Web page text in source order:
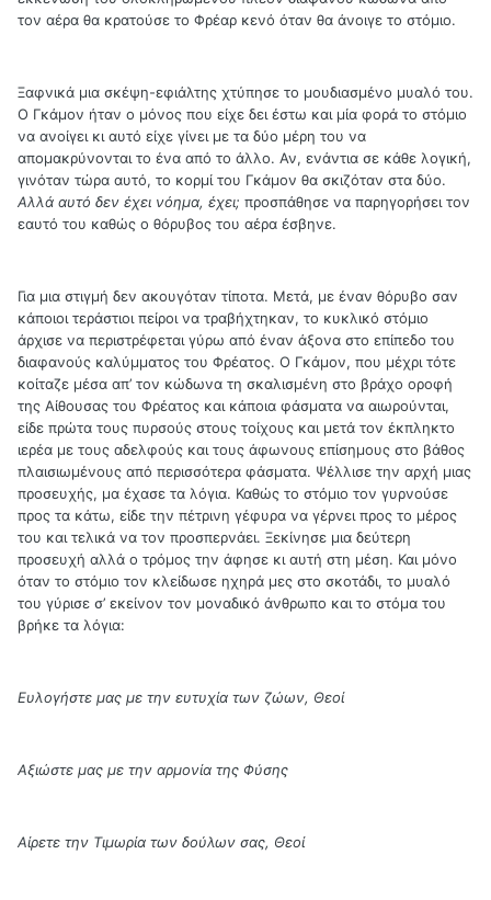
τον αέρα θα κρατούσε το Φρέαρ κενό όταν θα άνοιγε το στόμιο.
Ξαφνικά μια σκέψη-εφιάλτης χτύπησε το μουδιασμένο μυαλό του.
Ο Γκάμον ήταν ο μόνος που είχε δει έστω και μία φορά το στόμιο
να ανοίγει κι αυτό είχε γίνει με τα δύο μέρη του να
απομακρύνονται το ένα από το άλλο. Αν, ενάντια σε κάθε λογική,
γινόταν τώρα αυτό, το κορμί του Γκάμον θα σκιζόταν στα δύο.
Αλλά αυτό δεν έχει νόημα, έχει; προσπάθησε να παρηγορήσει τον
εαυτό του καθώς ο θόρυβος του αέρα έσβηνε.
Για μια στιγμή δεν ακουγόταν τίποτα. Μετά, με έναν θόρυβο σαν
κάποιοι τεράστιοι πείροι να τραβήχτηκαν, το κυκλικό στόμιο
άρχισε να περιστρέφεται γύρω από έναν άξονα στο επίπεδο του
διαφανούς καλύμματος του Φρέατος. Ο Γκάμον, που μέχρι τότε
κοίταζε μέσα απ’ τον κώδωνα τη σκαλισμένη στο βράχο οροφή
της Αίθουσας του Φρέατος και κάποια φάσματα να αιωρούνται,
είδε πρώτα τους πυρσούς στους τοίχους και μετά τον έκπληκτο
ιερέα με τους αδελφούς και τους άφωνους επίσημους στο βάθος
πλαισιωμένους από περισσότερα φάσματα. Ψέλλισε την αρχή μιας
προσευχής, μα έχασε τα λόγια. Καθώς το στόμιο τον γυρνούσε
προς τα κάτω, είδε την πέτρινη γέφυρα να γέρνει προς το μέρος
του και τελικά να τον προσπερνάει. Ξεκίνησε μια δεύτερη
προσευχή αλλά ο τρόμος την άφησε κι αυτή στη μέση. Και μόνο
όταν το στόμιο τον κλείδωσε ηχηρά μες στο σκοτάδι, το μυαλό
του γύρισε σ’ εκείνον τον μοναδικό άνθρωπο και το στόμα του
βρήκε τα λόγια:
Ευλογήστε μας με την ευτυχία των ζώων, Θεοί
Αξιώστε μας με την αρμονία της Φύσης
Αίρετε την Τιμωρία των δούλων σας, Θεοί